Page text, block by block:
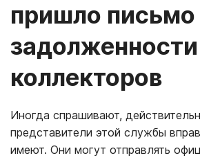
пришло письмо
коллекторов
Иногда спрашивают,
представители этой службы
имеют. Они могут отправлять